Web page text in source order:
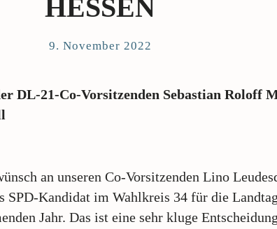
HESSEN
9. November 2022
DL-21-Co-Vorsitzenden Sebastian Roloff
an unseren Co-Vorsitzenden Lino
SPD-Kandidat im Wahlkreis 34 für die
Jahr. Das ist eine sehr kluge